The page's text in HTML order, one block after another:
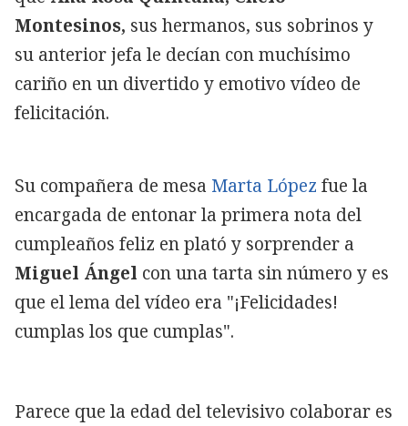
Montesinos, sus hermanos, sus sobrinos y
su anterior jefa le decían con muchísimo
cariño en un divertido y emotivo vídeo de
felicitación.
Su compañera de mesa Marta López fue la
encargada de entonar la primera nota del
cumpleaños feliz en plató y sorprender a
Miguel Ángel con una tarta sin número y es
que el lema del vídeo era "¡Felicidades!
cumplas los que cumplas".
Parece que la edad del televisivo colaborar es